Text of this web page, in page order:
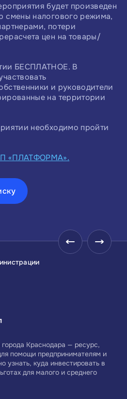
будет произведен
смены налогового режима,
потери
цен на товары/
БЕСПЛАТНОЕ. В
и руководители
на территории
необходимо пройти
«ПЛАТФОРМА».
Краснодара — ресурс,
помощи предпринимателям и
узнать, куда инвестировать в
для малого и среднего